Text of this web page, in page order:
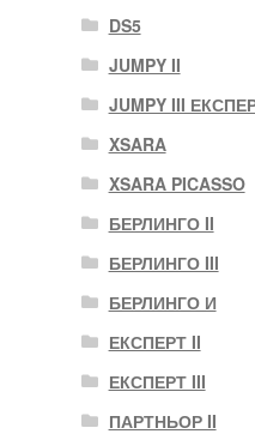
DS5
JUMPY II
JUMPY III
XSARA
XSARA PICASSO
БЕРЛИНГО II
БЕРЛИНГО III
БЕРЛИНГО И
ЕКСПЕРТ II
ЕКСПЕРТ III
ПАРТНЬОР II